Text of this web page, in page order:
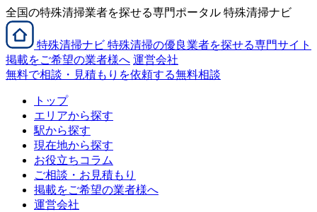
全国の特殊清掃業者を探せる専門ポータル 特殊清掃ナビ
特殊清掃ナビ 特殊清掃の優良業者を探せる専門サイト
掲載をご希望の業者様へ 運営会社
無料で相談・見積もりを依頼する無料相談
トップ
エリアから探す
駅から探す
現在地から探す
お役立ちコラム
ご相談・お見積もり
掲載をご希望の業者様へ
運営会社